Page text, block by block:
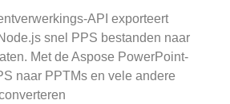
API exporteert
snel PPS bestanden naar
Met de Aspose PowerPoint-
naar PPTMs en vele andere